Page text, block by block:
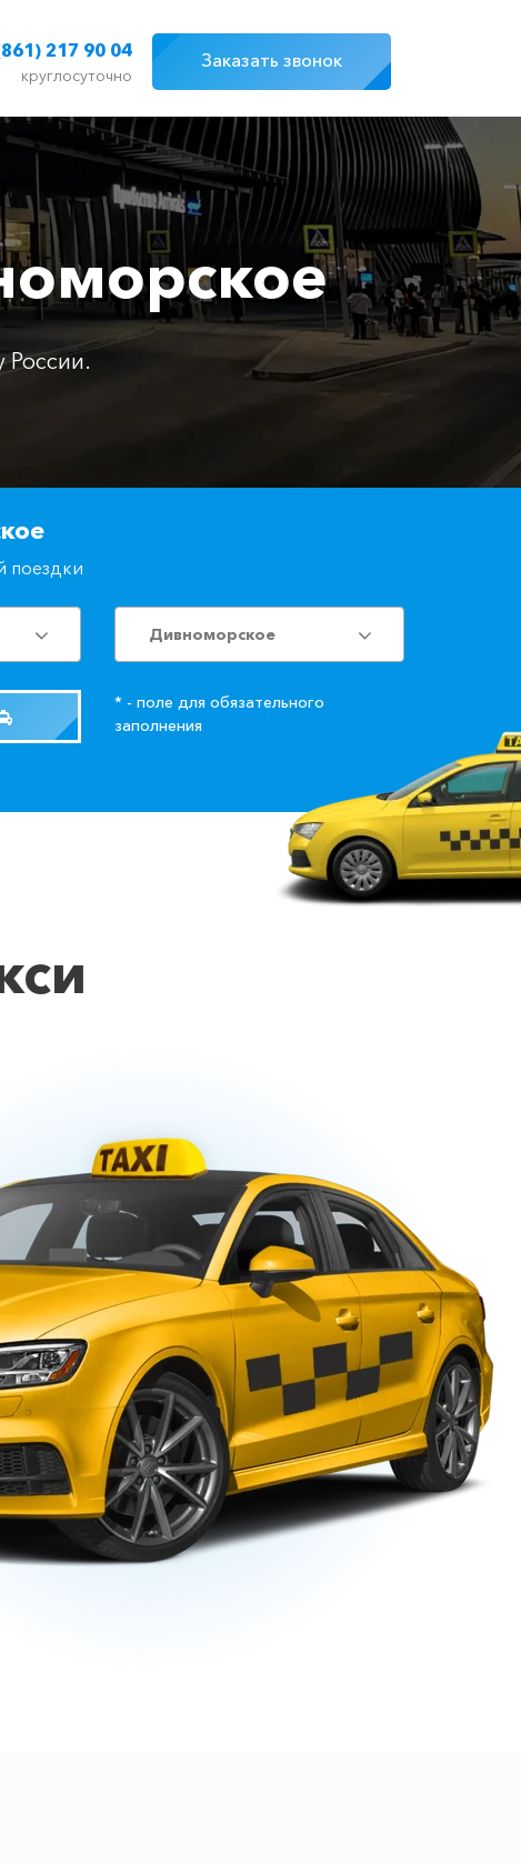
217 90 04
круглосуточно
Заказать звонок
поездки
Дивноморское
* - поле для обязательного
заполнения